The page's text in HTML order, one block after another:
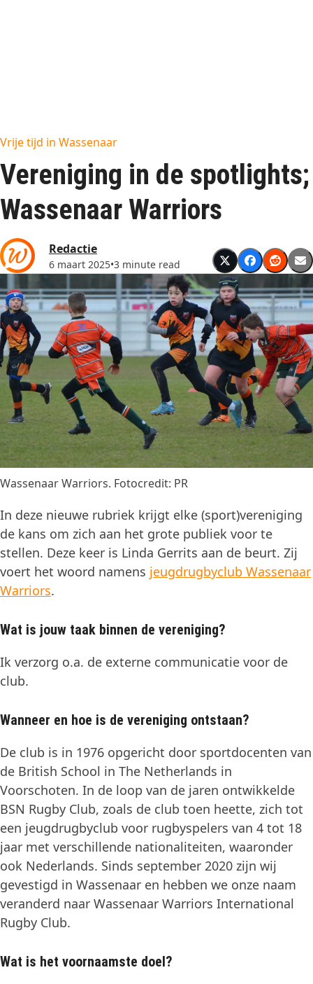
Vrije tijd in Wassenaar
Vereniging in de spotlights;
Wassenaar Warriors
Redactie
6 maart 2025•3 minute read
Wassenaar Warriors. Fotocredit: PR
In deze nieuwe rubriek krijgt elke (sport)vereniging
de kans om zich aan het grote publiek voor te
stellen. Deze keer is Linda Gerrits aan de beurt. Zij
voert het woord namens jeugdrugbyclub Wassenaar
Warriors.
Wat is jouw taak binnen de vereniging?
Ik verzorg o.a. de externe communicatie voor de
club.
Wanneer en hoe is de vereniging ontstaan?
De club is in 1976 opgericht door sportdocenten van
de British School in The Netherlands in
Voorschoten. In de loop van de jaren ontwikkelde
BSN Rugby Club, zoals de club toen heette, zich tot
een jeugdrugbyclub voor rugbyspelers van 4 tot 18
jaar met verschillende nationaliteiten, waaronder
ook Nederlands. Sinds september 2020 zijn wij
gevestigd in Wassenaar en hebben we onze naam
veranderd naar Wassenaar Warriors International
Rugby Club.
Wat is het voornaamste doel?